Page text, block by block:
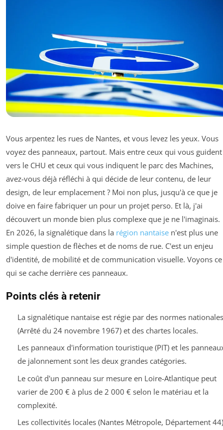
Vous arpentez les rues de Nantes, et vous levez les yeux. Vous
voyez des panneaux, partout. Mais entre ceux qui vous guident
vers le CHU et ceux qui vous indiquent le parc des Machines,
avez-vous déjà réfléchi à qui décide de leur contenu, de leur
design, de leur emplacement ? Moi non plus, jusqu'à ce que je
doive en faire fabriquer un pour un projet perso. Et là, j'ai
découvert un monde bien plus complexe que je ne l'imaginais.
En 2026, la signalétique dans la région nantaise n'est plus une
simple question de flèches et de noms de rue. C'est un enjeu
d'identité, de mobilité et de communication visuelle. Voyons ce
qui se cache derrière ces panneaux.
Points clés à retenir
La signalétique nantaise est régie par des normes nationales
(Arrêté du 24 novembre 1967) et des chartes locales.
Les panneaux d'information touristique (PIT) et les
de jalonnement sont les deux grandes catégories.
Le coût d'un panneau sur mesure en Loire-Atlantique peut
varier de 200 € à plus de 2 000 € selon le matériau et la
complexité.
Les collectivités locales (Nantes Métropole, Département 44)